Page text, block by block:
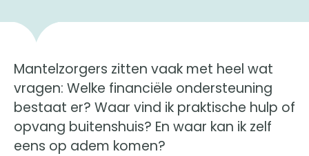
Mantelzorgers zitten vaak met heel wat
vragen: Welke financiële ondersteuning
bestaat er? Waar vind ik praktische hulp of
opvang buitenshuis? En waar kan ik zelf
eens op adem komen?